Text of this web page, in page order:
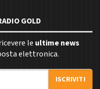
GOLD
le ultime news
elettronica.
ISCRIVITI